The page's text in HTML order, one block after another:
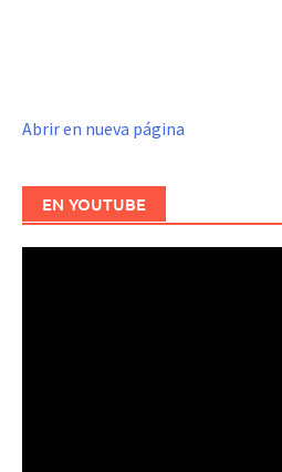
Abrir en nueva página
EN YOUTUBE